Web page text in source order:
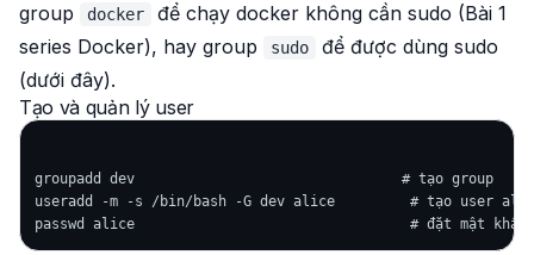
group
docker
để chạy docker không cần sudo (Bài 1
series Docker), hay group
sudo
để được dùng sudo
(dưới đây).
Tạo và quản lý user
groupadd dev                                # tạo group
useradd -m -s /bin/bash -G dev alice         # tạo user